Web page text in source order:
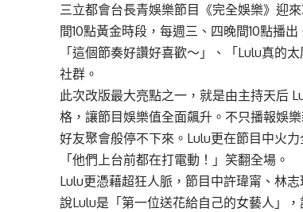
三立都會台長青娛樂節目《完全娛樂》迎
間10點黃金時段，每週三、四晚間10點播
「這個節奏好讚好喜歡～」、「Lulu真的
社群。
此次改版最大亮點之一，就是由主持天后
格，讓節目娛樂值全面飆升。不只播報娛
好友聚會般停不下來。Lulu更在節目中火
「他們上台前都在打電動！」笑翻全場。
Lulu更憑藉超狂人脈，節目中許瑋甯 、林志
說Lulu是「第一位送花給自己的女藝人」